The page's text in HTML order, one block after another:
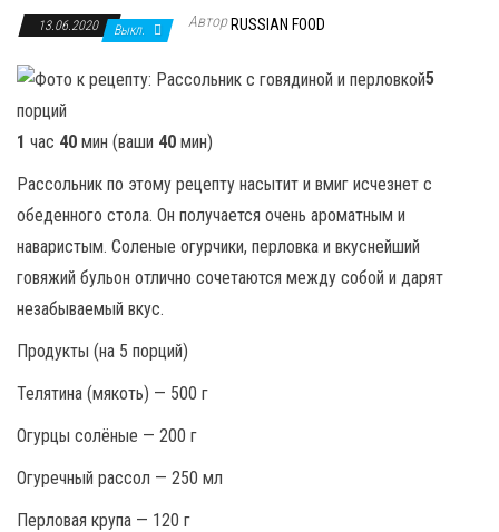
13.06.2020 Выкл. Автор RUSSIAN FOOD
5
порций
1 час 40 мин (ваши 40 мин)
Рассольник по этому рецепту насытит и вмиг исчезнет с
обеденного стола. Он получается очень ароматным и
наваристым. Соленые огурчики, перловка и вкуснейший
говяжий бульон отлично сочетаются между собой и дарят
незабываемый вкус.
Продукты (на 5 порций)
Телятина (мякоть) — 500 г
Огурцы солёные — 200 г
Огуречный рассол — 250 мл
Перловая крупа — 120 г